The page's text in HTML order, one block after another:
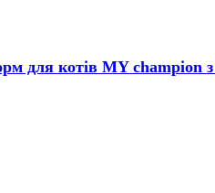
для котів MY champion